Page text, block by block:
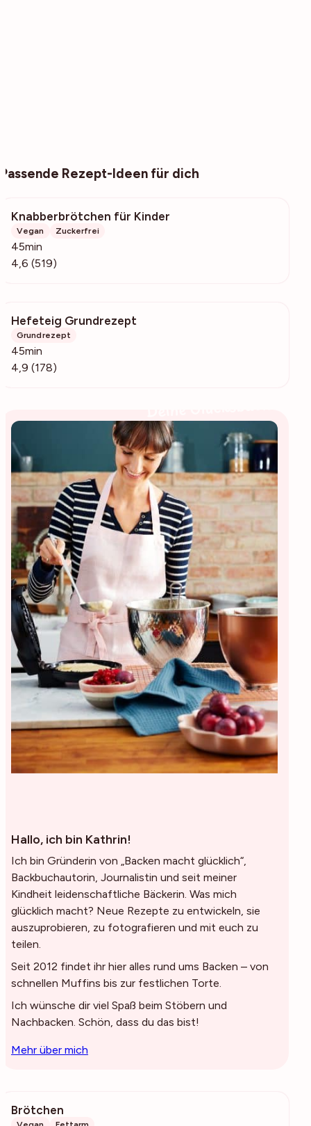
Passende Rezept-Ideen für dich
Knabberbrötchen für Kinder
Vegan Zuckerfrei
45min
4,6 (519)
Hefeteig Grundrezept
Grundrezept
45min
4,9 (178)
Hallo, ich bin Kathrin!
Ich bin Gründerin von „Backen macht glücklich“,
Backbuchautorin, Journalistin und seit meiner
Kindheit leidenschaftliche Bäckerin. Was mich
glücklich macht? Neue Rezepte zu entwickeln, sie
auszuprobieren, zu fotografieren und mit euch zu
teilen.
Seit 2012 findet ihr hier alles rund ums Backen – von
schnellen Muffins bis zur festlichen Torte.
Ich wünsche dir viel Spaß beim Stöbern und
Nachbacken. Schön, dass du das bist!
Mehr über mich
Brötchen